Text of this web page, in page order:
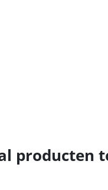
producten